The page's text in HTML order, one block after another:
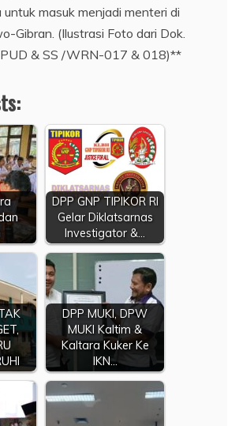
masuk menjadi menteri di
Gibran. (Ilustrasi Foto dari Dok.
& SS /WRN-017 & 018)**
DPP GNP TIPIKOR RI
Gelar Diklatsarnas
Investigator &…
DPP MUKI, DPW
MUKI Kaltim &
Kaltara Kuker Ke
IKN…